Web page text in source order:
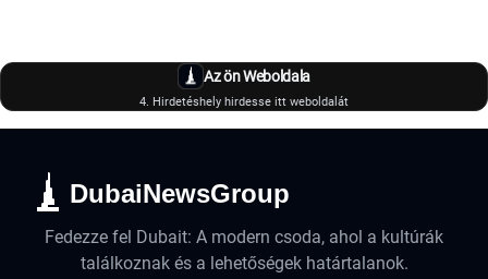
Az ön Weboldala
4. Hirdetéshely hirdesse itt weboldalát
DubaiNewsGroup
Fedezze fel Dubait: A modern csoda, ahol a kultúrák
találkoznak és a lehetőségek határtalanok.